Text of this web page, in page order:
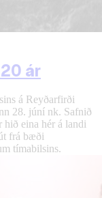
ár
á Reyðarfirði
28. júní nk. Safnið
hið eina hér á landi
frá bæði
tímabilsins.